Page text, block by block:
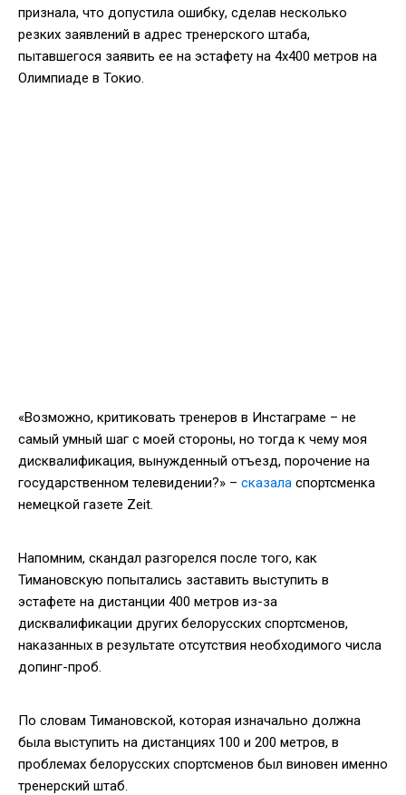
признала, что допустила ошибку, сделав несколько
резких заявлений в адрес тренерского штаба,
пытавшегося заявить ее на эстафету на 4x400 метров на
Олимпиаде в Токио.
«Возможно, критиковать тренеров в Инстаграме – не
самый умный шаг с моей стороны, но тогда к чему моя
дисквалификация, вынужденный отъезд, порочение на
государственном телевидении?» – сказала спортсменка
немецкой газете Zeit.
Напомним, скандал разгорелся после того, как
Тимановскую попытались заставить выступить в
эстафете на дистанции 400 метров из-за
дисквалификации других белорусских спортсменов,
наказанных в результате отсутствия необходимого числа
допинг-проб.
По словам Тимановской, которая изначально должна
была выступить на дистанциях 100 и 200 метров, в
проблемах белорусских спортсменов был виновен именно
тренерский штаб.